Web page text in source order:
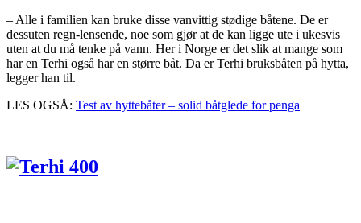
– Alle i familien kan bruke disse vanvittig stødige båtene. De er
dessuten regn-lensende, noe som gjør at de kan ligge ute i ukesvis
uten at du må tenke på vann. Her i Norge er det slik at mange som
har en Terhi også har en større båt. Da er Terhi bruksbåten på hytta,
legger han til.
LES OGSÅ: Test av hyttebåter – solid båtglede for penga